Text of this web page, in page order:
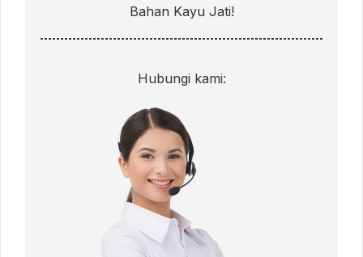
Bahan Kayu Jati!
Hubungi kami: